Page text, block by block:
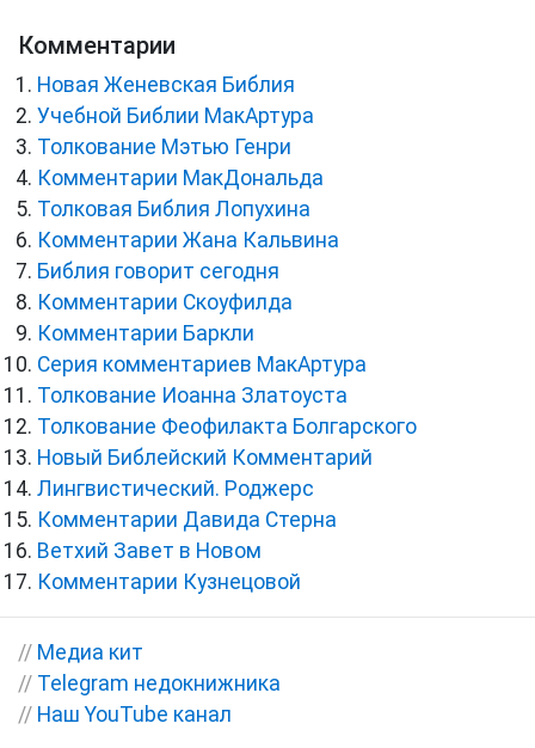
Комментарии
Новая Женевская Библия
Учебной Библии МакАртура
Толкование Мэтью Генри
Комментарии МакДональда
Толковая Библия Лопухина
Комментарии Жана Кальвина
Библия говорит сегодня
Комментарии Скоуфилда
Комментарии Баркли
Серия комментариев МакАртура
Толкование Иоанна Златоуста
Толкование Феофилакта Болгарского
Новый Библейский Комментарий
Лингвистический. Роджерс
Комментарии Давида Стерна
Ветхий Завет в Новом
Комментарии Кузнецовой
// Медиа кит
// Telegram недокнижника
// Наш YouTube канал